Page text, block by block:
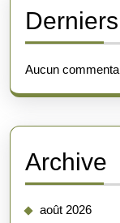
Aucun
Archive
août 2026